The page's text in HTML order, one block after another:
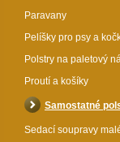
Paravany
Pelíšky pro psy a
Polstry na paletový
Proutí a košíky
Samostatné
Sedací soupravy